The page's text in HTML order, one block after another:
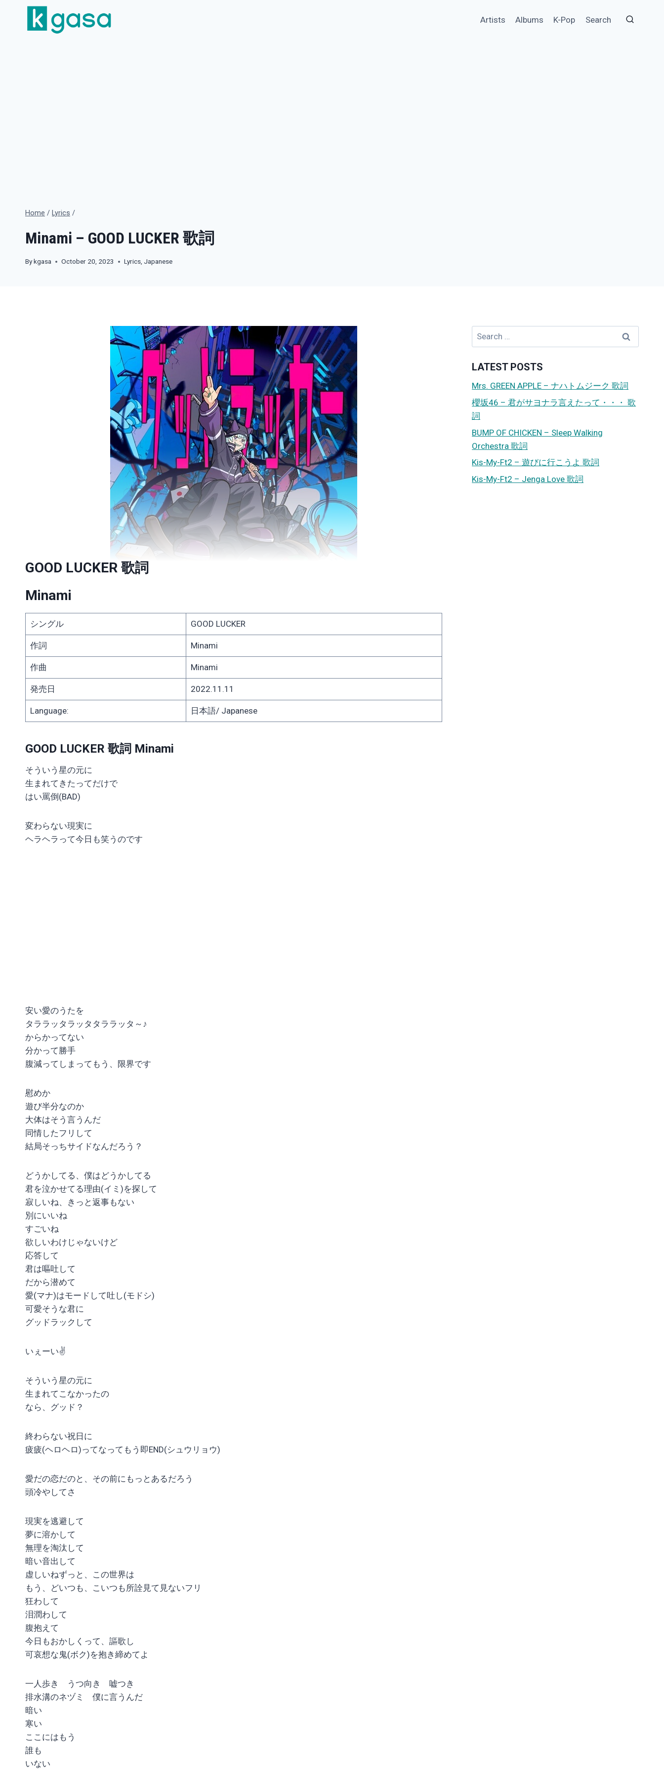
content
Artists Albums K-Pop Search
Home / Lyrics /
Minami – GOOD LUCKER 歌詞
Bykgasa October 20, 2023 Lyrics, Japanese
GOOD LUCKER 歌詞
Minami
シングル GOOD LUCKER
作詞 Minami
作曲 Minami
発売日 2022.11.11
Language: 日本語/ Japanese
GOOD LUCKER 歌詞 Minami
そういう星の元に
生まれてきたってだけで
はい罵倒(BAD)
変わらない現実に
ヘラヘラって今日も笑うのです
安い愛のうたを
タララッタラッタタララッタ～♪
からかってない
分かって勝手
腹減ってしまってもう、限界です
慰めか
遊び半分なのか
大体はそう言うんだ
同情したフリして
結局そっちサイドなんだろう？
どうかしてる、僕はどうかしてる
君を泣かせてる理由(イミ)を探して
寂しいね、きっと返事もない
別にいいね
すごいね
欲しいわけじゃないけど
応答して
君は嘔吐して
だから潜めて
愛(マナ)はモードして吐し(モドシ)
可愛そうな君に
グッドラックして
いぇーい✌
そういう星の元に
生まれてこなかったの
なら、グッド？
終わらない祝日に
疲疲(ヘロヘロ)ってなってもう即END(シュウリョウ)
愛だの恋だのと、その前にもっとあるだろう
頭冷やしてさ
現実を逃避して
夢に溶かして
無理を淘汰して
暗い音出して
虚しいねずっと、この世界は
もう、どいつも、こいつも所詮見て見ないフリ
狂わして
泪潤わして
腹抱えて
今日もおかしくって、謳歌し
可哀想な鬼(ボク)を抱き締めてよ
一人歩き うつ向き 嘘つき
排水溝のネヅミ 僕に言うんだ
暗い
寒い
ここにはもう
誰も
いない
Search
for:
LATEST POSTS
Mrs. GREEN APPLE – ナハトムジーク 歌詞
櫻坂46 – 君がサヨナラ言えたって・・・ 歌
詞
BUMP OF CHICKEN – Sleep Walking
Orchestra 歌詞
Kis-My-Ft2 – 遊びに行こうよ 歌詞
Kis-My-Ft2 – Jenga Love 歌詞